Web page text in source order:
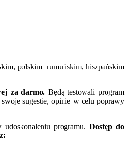
polskim, rumuńskim, hiszpańskim
za darmo. Będą testowali program
sugestie, opinie w celu poprawy
programu. Dostęp do